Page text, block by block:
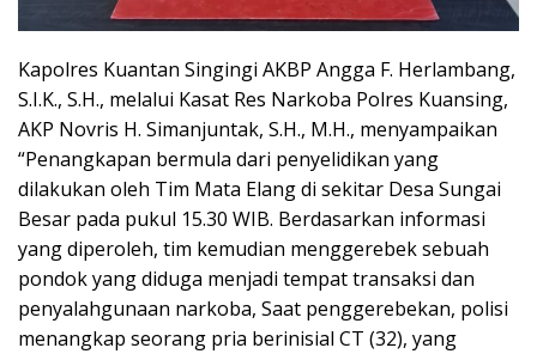
Kapolres Kuantan Singingi AKBP Angga F. Herlambang,
S.I.K., S.H., melalui Kasat Res Narkoba Polres Kuansing,
AKP Novris H. Simanjuntak, S.H., M.H., menyampaikan
“Penangkapan bermula dari penyelidikan yang
dilakukan oleh Tim Mata Elang di sekitar Desa Sungai
Besar pada pukul 15.30 WIB. Berdasarkan informasi
yang diperoleh, tim kemudian menggerebek sebuah
pondok yang diduga menjadi tempat transaksi dan
penyalahgunaan narkoba, Saat penggerebekan, polisi
menangkap seorang pria berinisial CT (32), yang